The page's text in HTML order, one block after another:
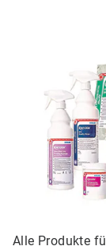
Alle Produkte